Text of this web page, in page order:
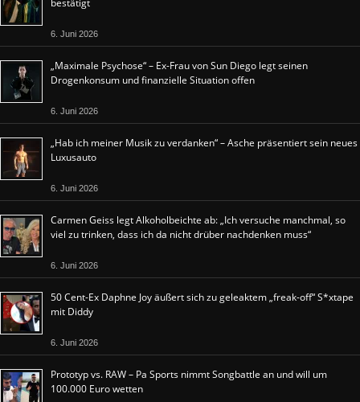
6. Juni 2026
„Maximale Psychose“ – Ex-Frau von Sun Diego legt seinen
Drogenkonsum und finanzielle Situation offen
6. Juni 2026
„Hab ich meiner Musik zu verdanken“ – Asche präsentiert sein neues
Luxusauto
6. Juni 2026
Carmen Geiss legt Alkoholbeichte ab: „Ich versuche manchmal, so
viel zu trinken, dass ich da nicht drüber nachdenken muss“
6. Juni 2026
50 Cent-Ex Daphne Joy äußert sich zu geleaktem „freak-off“ S*xtape
mit Diddy
6. Juni 2026
Prototyp vs. RAW – Pa Sports nimmt Songbattle an und will um
100.000 Euro wetten